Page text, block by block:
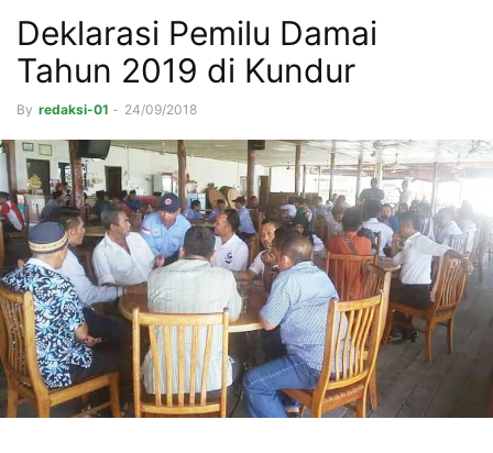
Deklarasi Pemilu Damai
Tahun 2019 di Kundur
By redaksi-01 - 24/09/2018